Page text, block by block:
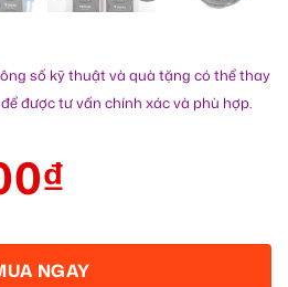
số kỹ thuật và quà tặng có thể thay
được tư vấn chính xác và phù hợp.
₫
NGAY